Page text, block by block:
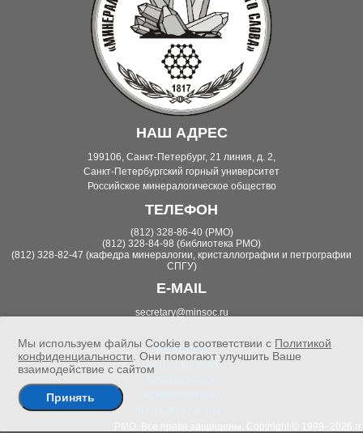
НАШ АДРЕС
199106, Санкт-Петербург, 21 линия, д. 2,
Санкт-Петербургский горный университет
Российское минералогическое общество
ТЕЛЕФОН
(812) 328-86-40 (РМО)
(812) 328-84-98 (библиотека РМО)
(812) 328-82-47 (кафедра минералогии, кристаллографии и петрографии
СПГУ)
E-MAIL
secretary@minsoc.ru
НОВОСТИ
ЗАПИСКИ РМО
Мы используем файлы Cookie в соответствии с Политикой
конфиденциальности . Они помогают улучшить Ваше
взаимодействие с сайтом
Принять